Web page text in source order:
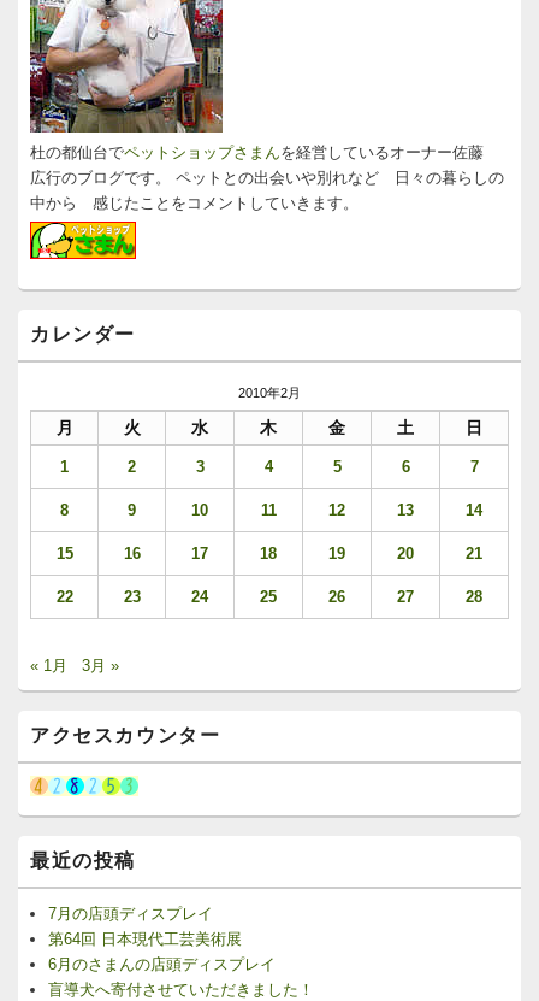
ィ
ジ
ェ
ッ
ト
エ
リ
ア
杜の都仙台でペットショップさまんを経営しているオーナー佐藤
広行のブログです。 ペットとの出会いや別れなど 日々の暮らしの
中から 感じたことをコメントしていきます。
カレンダー
2010年2月
月 火 水 木 金 土 日
1 2 3 4 5 6 7
8 9 10 11 12 13 14
15 16 17 18 19 20 21
22 23 24 25 26 27 28
« 1月 3月 »
アクセスカウンター
最近の投稿
7月の店頭ディスプレイ
第64回 日本現代工芸美術展
6月のさまんの店頭ディスプレイ
盲導犬へ寄付させていただきました！